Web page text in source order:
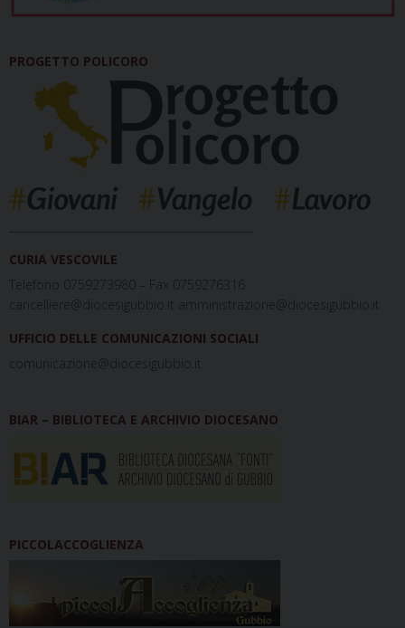
PROGETTO POLICORO
CURIA VESCOVILE
Telefono 0759273980 – Fax 0759276316
cancelliere@diocesigubbio.it amministrazione@diocesigubbio.it
UFFICIO DELLE COMUNICAZIONI SOCIALI
comunicazione@diocesigubbio.it
BIAR – BIBLIOTECA E ARCHIVIO DIOCESANO
PICCOLACCOGLIENZA